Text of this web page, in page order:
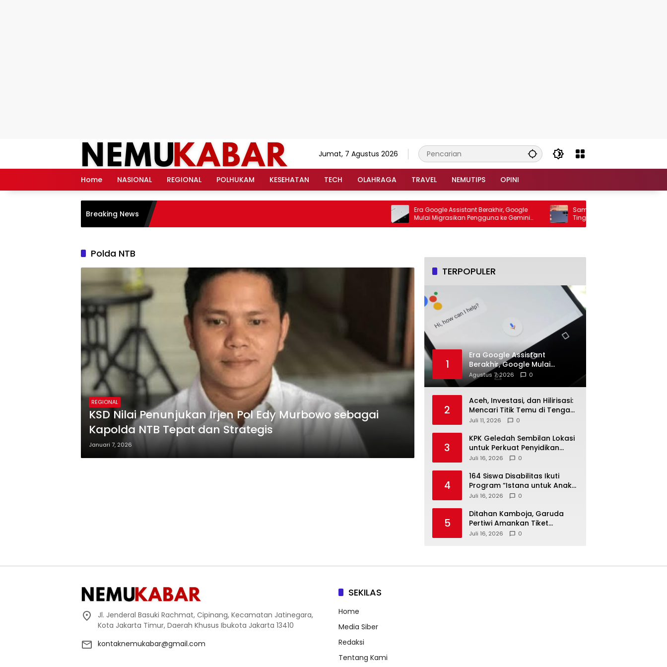
Jumat, 7 Agustus 2026
Home NASIONAL REGIONAL POLHUKAM KESEHATAN TECH OLAHRAGA TRAVEL NEMUTIPS OPINI
Breaking News
Era Google Assistant Berakhir, Google
Mulai Migrasikan Pengguna ke Gemini
Secara Bertahap
Samsung Galaxy S27 Ultra
Tinggalkan Kamera Telefoto 10MP, Z
Fokus pada Optimalisasi Daya
Polda NTB
REGIONAL
KSD Nilai Penunjukan Irjen Pol Edy Murbowo sebagai
Kapolda NTB Tepat dan Strategis
Januari 7, 2026
TERPOPULER
1
Era Google Assistant
Berakhir, Google Mulai
Migrasikan Pengguna ke
Gemini Secara Bertahap
Agustus 7, 2026 0
2
Aceh, Investasi, dan Hilirisasi:
Mencari Titik Temu di Tengah
Polemik Blok Andaman
Juli 11, 2026 0
3
KPK Geledah Sembilan Lokasi
untuk Perkuat Penyidikan
Dugaan Pemerasan Bupati
Juli 16, 2026 0
4
164 Siswa Disabilitas Ikuti
Program “Istana untuk Anak
Sekolah”, Kenali Sejarah
Juli 16, 2026 0
5
Ditahan Kamboja, Garuda
Pertiwi Amankan Tiket
Semifinal Piala AFF Putri 2026
Juli 16, 2026 0
Jl. Jenderal Basuki Rachmat, Cipinang, Kecamatan Jatinegara,
Kota Jakarta Timur, Daerah Khusus Ibukota Jakarta 13410
kontaknemukabar@gmail.com
SEKILAS
Home
Media Siber
Redaksi
Tentang Kami